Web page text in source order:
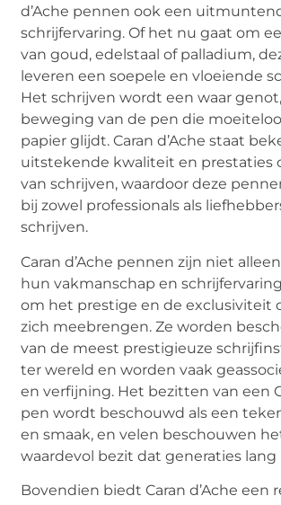
d’Ache pennen ook een
schrijfervaring. Of het nu gaat om
van goud, edelstaal of palladium,
leveren een soepele en vloeiende
Het schrijven wordt een waar
beweging van de pen die
papier glijdt. Caran d’Ache staat
uitstekende kwaliteit en prestaties
van schrijven, waardoor deze
bij zowel professionals als
schrijven.
Caran d’Ache pennen zijn niet
hun vakmanschap en
om het prestige en de exclusiviteit
zich meebrengen. Ze worden
van de meest prestigieuze
ter wereld en worden vaak
en verfijning. Het bezitten van een
pen wordt beschouwd als een
en smaak, en velen beschouwen
waardevol bezit dat generaties lang
Bovendien biedt Caran d’Ache een